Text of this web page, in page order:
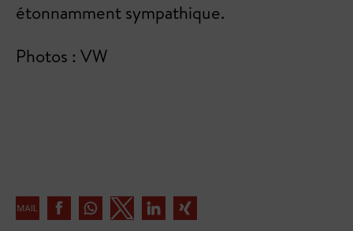
étonnamment sympathique.
Photos : VW